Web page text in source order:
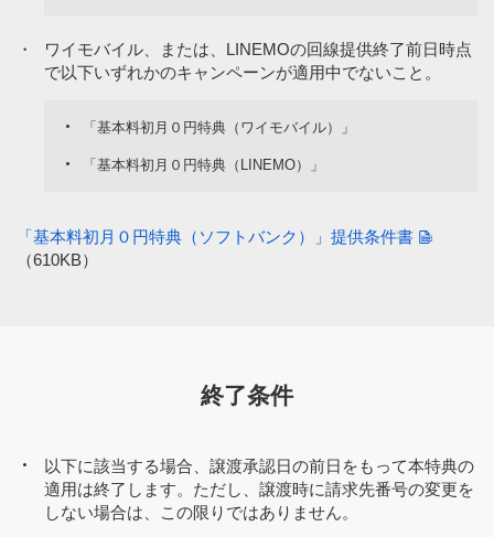
電話ユニバーサルサービス料
「メールアドレス持ち運び」の利用料
通信料とあわせて請求される商品代金
請求先分割サービスの月額使用料
その他、ソフトバンク取扱店における各種サポートなどの
サービスの料金（「店頭スマホサポート」の月額使用料お
・
ワイモバイル、または、LINEMOの回線提供終了前日時点
で以下いずれかのキャンペーンが適用中でないこと。
「基本料初月０円特典（ワイモバイル）」
「基本料初月０円特典（LINEMO）」
「基本料初月０円特典（ソフトバンク）」提供条件書
（610KB）
終了条件
以下に該当する場合、譲渡承認日の前日をもって本特典の
適用は終了します。ただし、譲渡時に請求先番号の変更を
しない場合は、この限りではありません。